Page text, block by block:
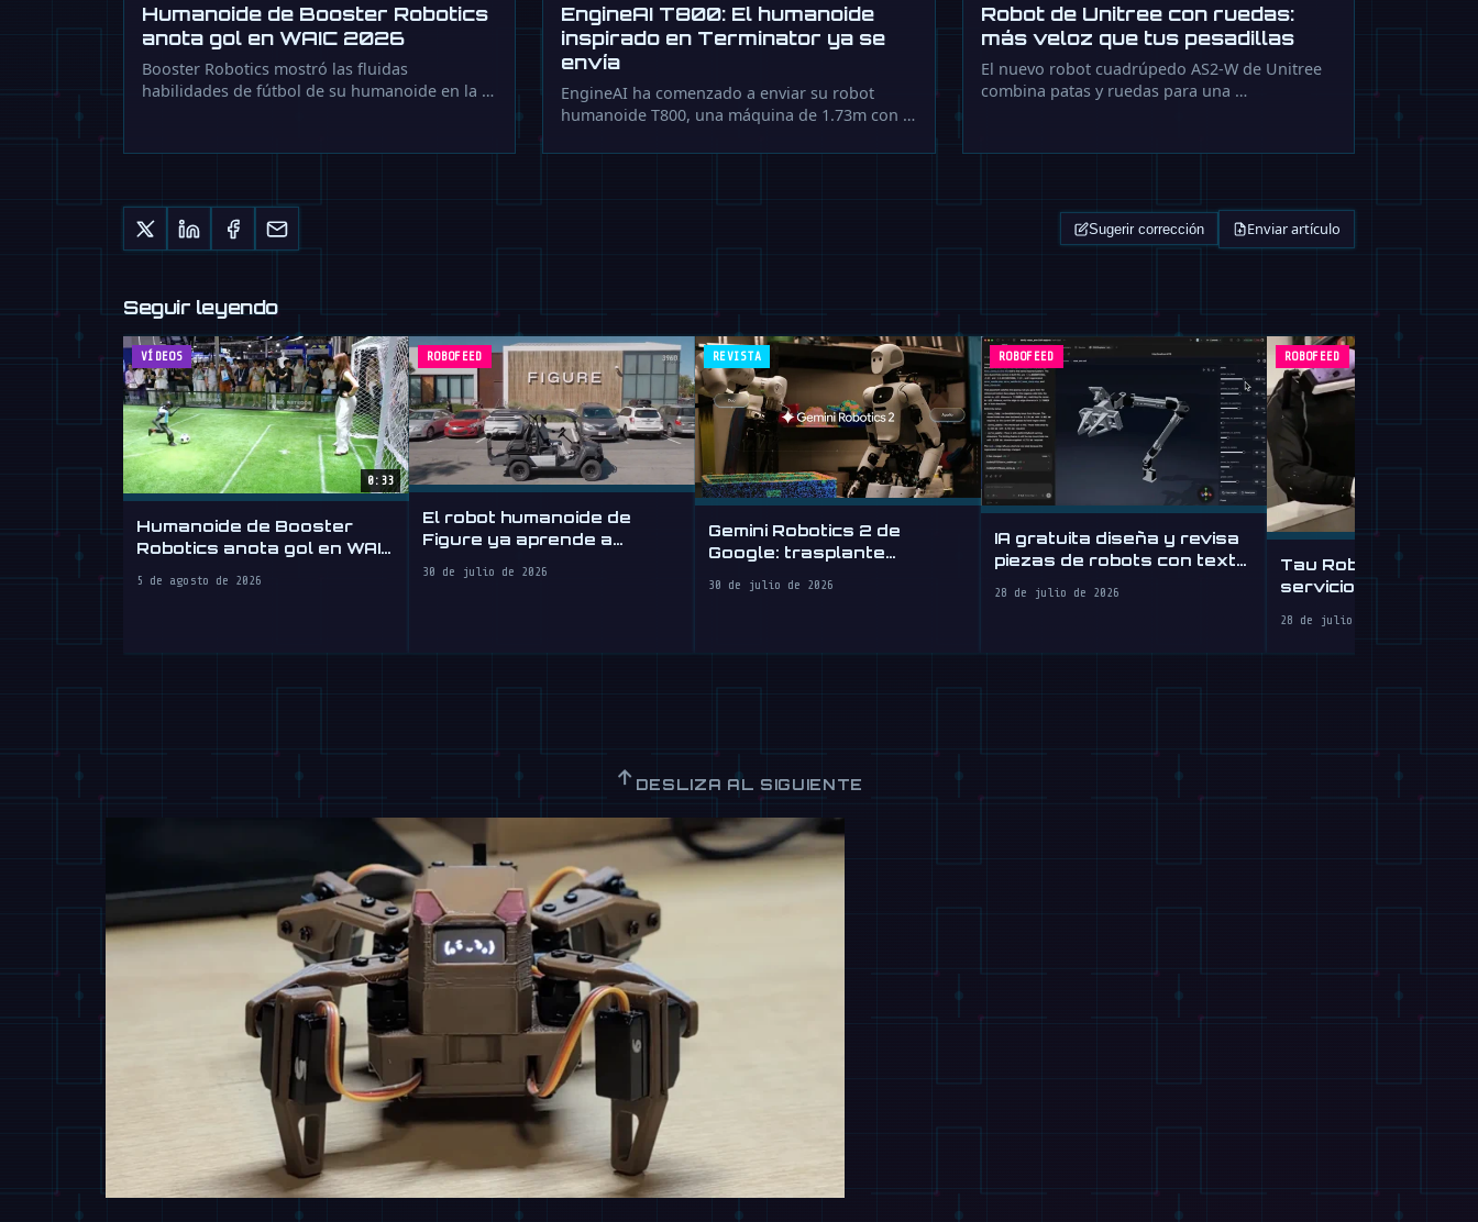
Humanoide de Booster Robotics
anota gol en WAIC 2026
Booster Robotics mostró las fluidas
habilidades de fútbol de su humanoide en la …
EngineAI T800: El humanoide
inspirado en Terminator ya se
envía
EngineAI ha comenzado a enviar su robot
humanoide T800, una máquina de 1.73m con …
Robot de Unitree con ruedas:
más veloz que tus pesadillas
El nuevo robot cuadrúpedo AS2-W de Unitree
combina patas y ruedas para una …
Sugerir corrección Enviar artículo
Seguir leyendo
VÍDEOS
0:33
Humanoide de Booster
Robotics anota gol en WAIC
5 de agosto de 2026
ROBOFEED
El robot humanoide de
Figure ya aprende a
30 de julio de 2026
REVISTA
Gemini Robotics 2 de
Google: trasplante
30 de julio de 2026
ROBOFEED
IA gratuita diseña y revisa
piezas de robots con texto
28 de julio de 2026
ROBOFEED
Tau Robotics lanza
servicio de limpieza
en SF
28 de julio de 2026
↑ DESLIZA AL SIGUIENTE